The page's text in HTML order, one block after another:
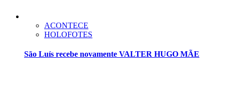
ACONTECE
HOLOFOTES
São Luís recebe novamente VALTER HUGO MÃE